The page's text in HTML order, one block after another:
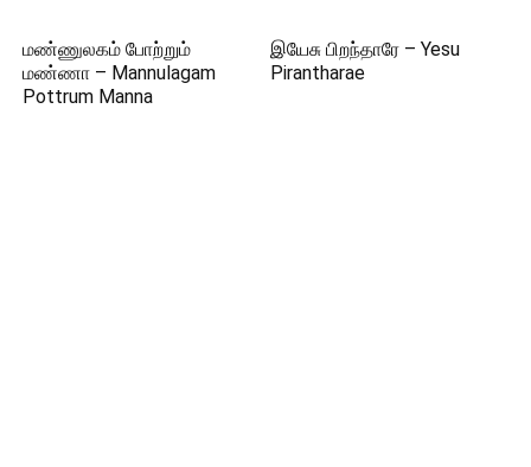
மண்ணுலகம் போற்றும்
மண்ணா – Mannulagam
Pottrum Manna
இயேசு பிறந்தாரே – Yesu
Pirantharae